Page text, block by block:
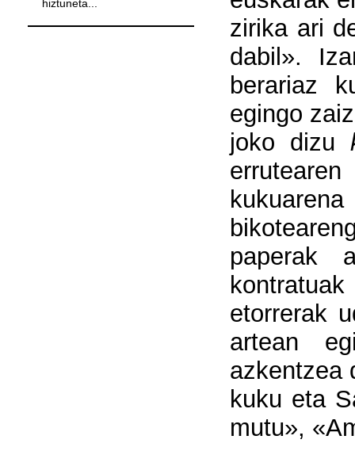
zirika ari
dabil».
berariaz
egingo
joko dizu
paperak
etorrerak
artean
azkentzea
kuku eta
mutu»,
hiztuneta...